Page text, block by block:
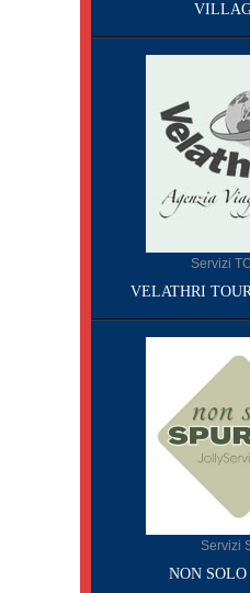
Servizi
VELATHRI
Servizi
NON SOLO